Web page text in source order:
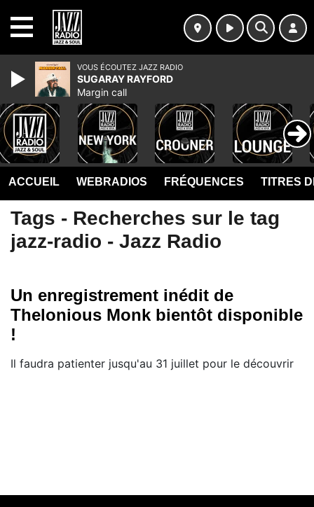
ACCUEIL WEBRADIOS FRÉQUENCES TITRES
Tags - Recherches sur le tag
jazz-radio - Jazz Radio
Un enregistrement inédit de
Thelonious Monk bientôt disponible
!
Il faudra patienter jusqu'au 31 juillet pour le découvrir
VOUS ÉCOUTEZ JAZZ RADIO
SUGARAY RAYFORD
Margin call